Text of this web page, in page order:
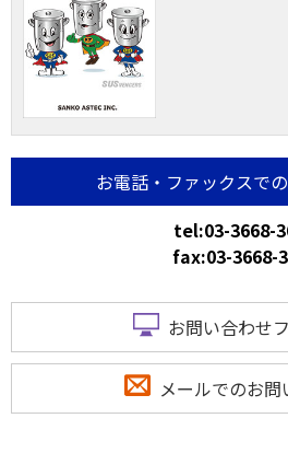
お電話・ファックスで
tel:03-3668-
fax:03-3668-
お問い合わせ
メールでのお問